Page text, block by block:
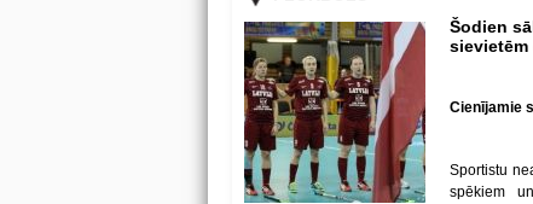
Šodien
sievietēm
Cienījamie
Sportistu
spēkiem